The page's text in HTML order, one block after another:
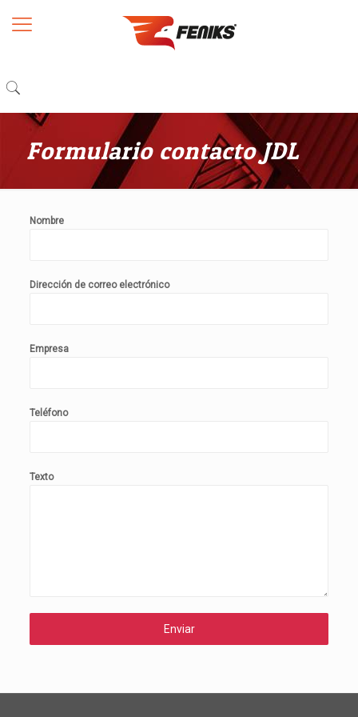
Formulario contacto JDL
Nombre
Dirección de correo electrónico
Empresa
Teléfono
Texto
Enviar